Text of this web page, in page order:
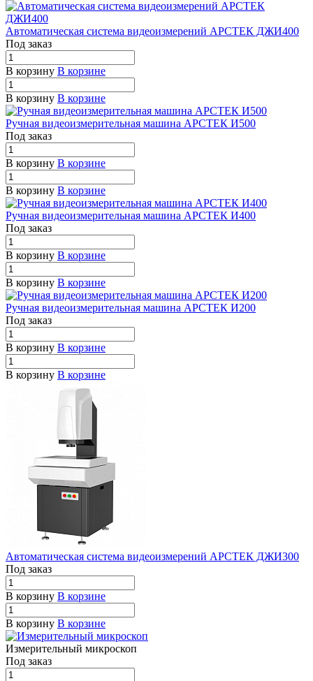
Автоматическая система видеоизмерений АРСТЕК ДЖИ400
Под заказ
В корзину В корзине
В корзину В корзине
Ручная видеоизмерительная машина АРСТЕК И500
Под заказ
В корзину В корзине
В корзину В корзине
Ручная видеоизмерительная машина АРСТЕК И400
Под заказ
В корзину В корзине
В корзину В корзине
Ручная видеоизмерительная машина АРСТЕК И200
Под заказ
В корзину В корзине
В корзину В корзине
Автоматическая система видеоизмерений АРСТЕК ДЖИ300
Под заказ
В корзину В корзине
В корзину В корзине
Измерительный микроскоп
Под заказ